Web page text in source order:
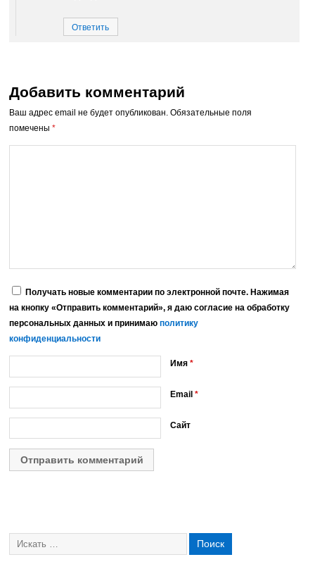
Ответить
Добавить комментарий
Ваш адрес email не будет опубликован. Обязательные поля
помечены*
Получать новые комментарии по электронной почте. Нажимая
на кнопку «Отправить комментарий», я даю согласие на обработку
персональных данных и принимаюполитику
конфиденциальности
Имя*
Email*
Сайт